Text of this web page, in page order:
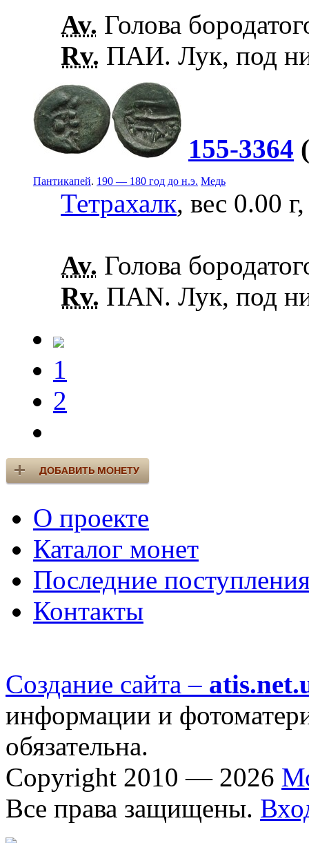
Av. Голова
Rv. ПАИ. Лук, под
155-3364
Пантикапей. 190 — 180 год до н.э. Медь
Тетрахалк, вес 0.00
Av. Голова
Rv. ПАN. Лук, под
1
2
О проекте
Каталог монет
Последние
Контакты
Создание сайта –
информации и
обязательна.
Copyright 2010 — 2026
Все права защищены.